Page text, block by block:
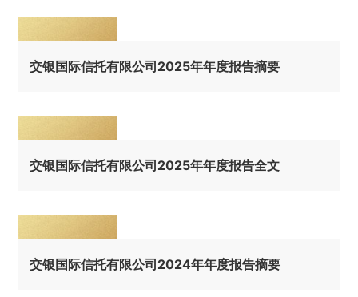
交银国际信托有限公司2025年年度报告摘要
交银国际信托有限公司2025年年度报告全文
交银国际信托有限公司2024年年度报告摘要